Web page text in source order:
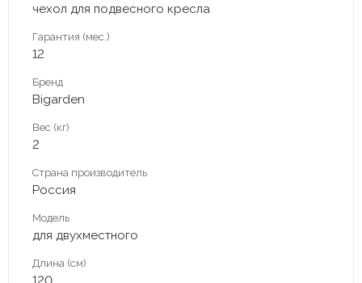
чехол для подвесного кресла
Гарантия (мес.)
12
Бренд
Bigarden
Вес (кг)
2
Страна производитель
Россия
Модель
для двухместного
Длина (см)